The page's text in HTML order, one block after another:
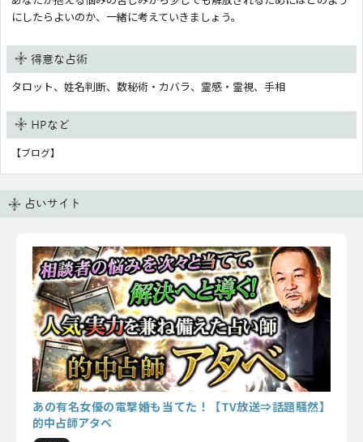
にしたらよいのか、一緒に考えていきましょう。
得意な占術
タロット、姓名判断、数秘術・カバラ、霊感・霊視、手相
HPなど
【ブログ】
占いサイト
あの有名女優の電撃婚も当てた！【TV放送⇒話題騒然】
的中占師アタベ